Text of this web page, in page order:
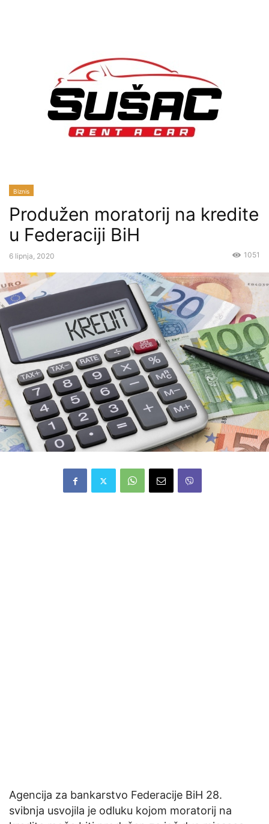
Biznis
Produžen moratorij na kredite
u Federaciji BiH
6 lipnja, 2020 1051
Agencija za bankarstvo Federacije BiH 28.
svibnja usvojila je odluku kojom moratorij na